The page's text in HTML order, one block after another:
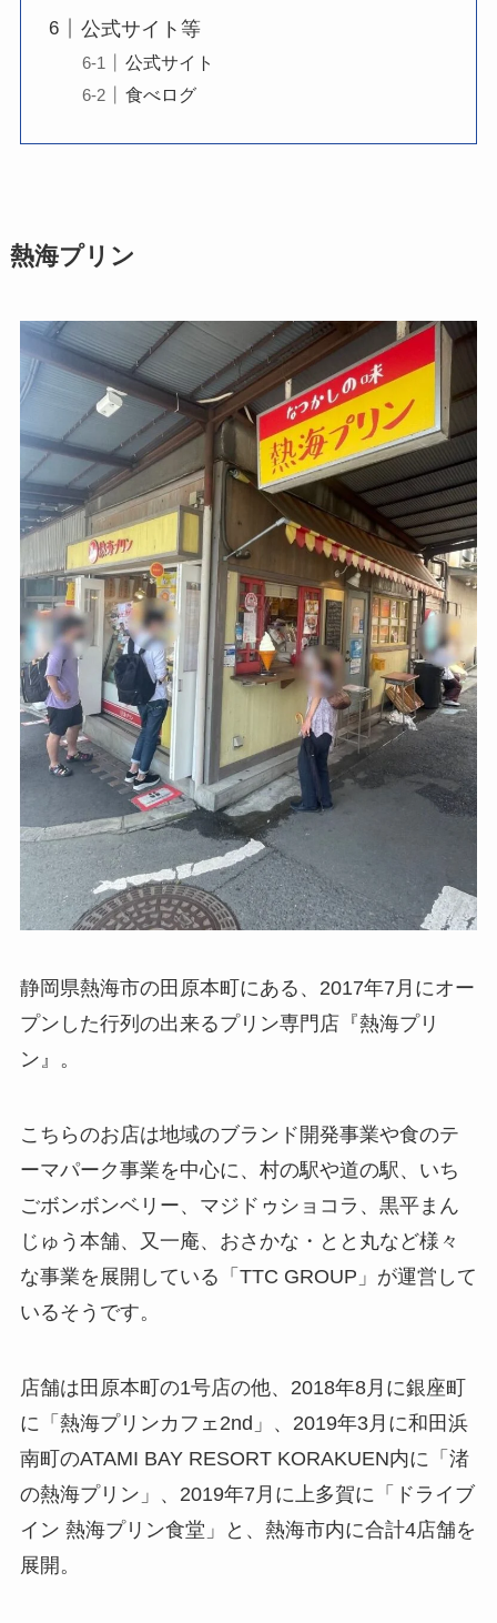
公式サイト等
公式サイト
食べログ
熱海プリン
静岡県熱海市の田原本町にある、2017年7月にオー
プンした行列の出来るプリン専門店『熱海プリ
ン』。
こちらのお店は地域のブランド開発事業や食のテ
ーマパーク事業を中心に、村の駅や道の駅、いち
ごボンボンベリー、マジドゥショコラ、黒平まん
じゅう本舗、又一庵、おさかな・とと丸など様々
な事業を展開している「TTC GROUP」が運営して
いるそうです。
店舗は田原本町の1号店の他、2018年8月に銀座町
に「熱海プリンカフェ2nd」、2019年3月に和田浜
南町のATAMI BAY RESORT KORAKUEN内に「渚
の熱海プリン」、2019年7月に上多賀に「ドライブ
イン 熱海プリン食堂」と、熱海市内に合計4店舗を
展開。